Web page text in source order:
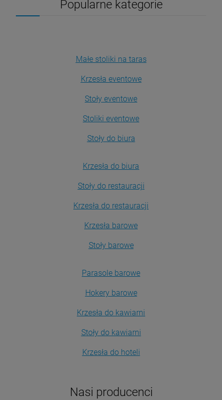
Popularne kategorie
Małe stoliki na taras
Krzesła eventowe
Stoły eventowe
Stoliki eventowe
Stoły do biura
Krzesła do biura
Stoły do restauracji
Krzesła do restauracji
Krzesła barowe
Stoły barowe
Parasole barowe
Hokery barowe
Krzesła do kawiarni
Stoły do kawiarni
Krzesła do hoteli
Nasi producenci